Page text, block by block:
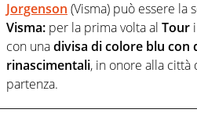
Jorgenson (Visma) può essere la
Visma: per la prima volta al Tour
con unadivisa di colore blu con
rinascimentali, in onore alla città
partenza.